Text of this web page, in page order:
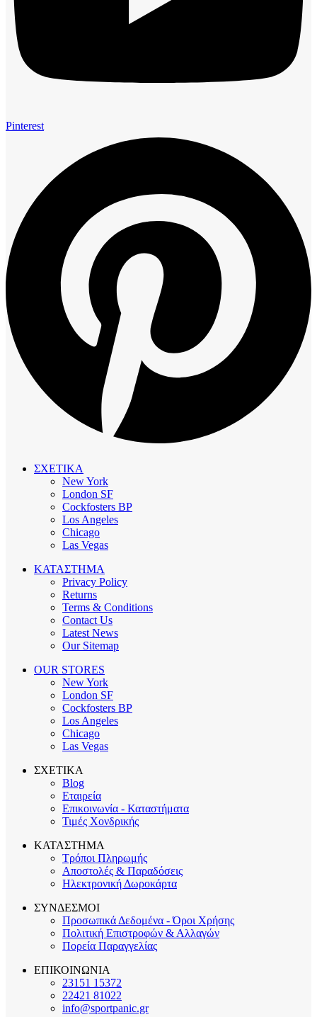
Pinterest
ΣΧΕΤΙΚΑ
New York
London SF
Cockfosters BP
Los Angeles
Chicago
Las Vegas
ΚΑΤΑΣΤΗΜΑ
Privacy Policy
Returns
Terms & Conditions
Contact Us
Latest News
Our Sitemap
OUR STORES
New York
London SF
Cockfosters BP
Los Angeles
Chicago
Las Vegas
ΣΧΕΤΙΚΑ
Blog
Εταιρεία
Επικοινωνία - Καταστήματα
Τιμές Χονδρικής
ΚΑΤΑΣΤΗΜΑ
Τρόποι Πληρωμής
Αποστολές & Παραδόσεις
Ηλεκτρονική Δωροκάρτα
ΣΥΝΔΕΣΜΟΙ
Προσωπικά Δεδομένα - Όροι Χρήσης
Πολιτική Επιστροφών & Αλλαγών
Πορεία Παραγγελίας
ΕΠΙΚΟΙΝΩΝΙΑ
23151 15372
22421 81022
info@sportpanic.gr